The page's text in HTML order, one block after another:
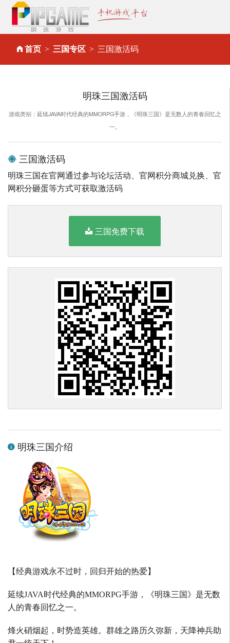
首页 三国专区 三国激活码
明珠三国激活码
游戏类别：延续JAVA时代经典的MMORPG手游，《明珠三国》是无数人的青春回忆之
一。
三国激活码
明珠三国在官网通过参与论坛活动、官网积分商城兑换、官
网积分砸蛋等方式可获取激活码
三国免费下载
明珠三国介绍
【经典游戏永不过时，回归开始的热爱】
延续JAVA时代经典的MMORPG手游，《明珠三国》是无数
人的青春回忆之一。
烽火硝烟起，时势造英雄。群雄之路历久弥新，天降神兵助